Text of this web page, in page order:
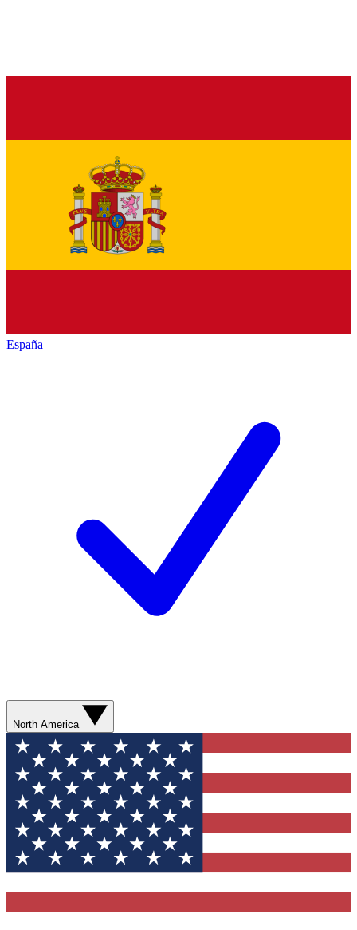
España
North America